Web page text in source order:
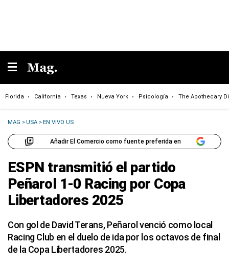
Florida California Texas Nueva York Psicología The Apothecary
MAG >USA >EN VIVO US
Añadir El Comercio como fuente preferida en
ESPN transmitió el partido
Peñarol 1-0 Racing por Copa
Libertadores 2025
Con gol de David Terans, Peñarol venció como local
Racing Club en el duelo de ida por los octavos de final
de la Copa Libertadores 2025.